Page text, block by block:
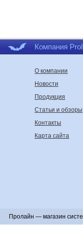
Компания
О компании
Новости
Продукция
Статьи и обзоры
Контакты
Карта сайта
Пролайн — магазин